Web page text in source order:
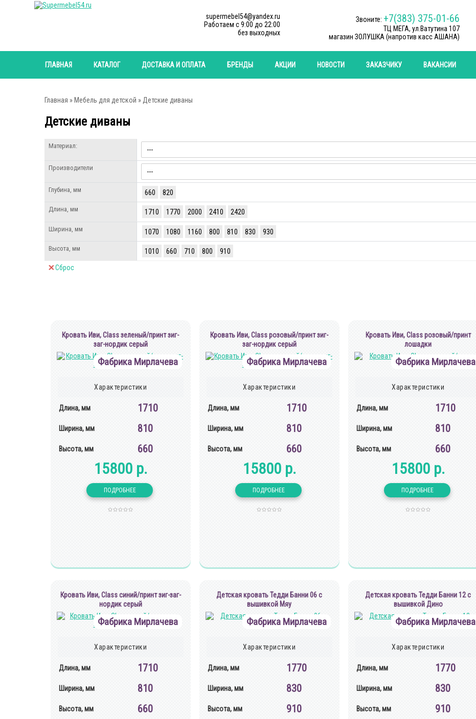
supermebel54@yandex.ru
Работаем c 9:00 до 22:00
без выходных
Звоните: +7(383) 375-01-66
ТЦ МЕГА, ул.Ватутина 107
магазин ЗОЛУШКА (напротив касс АШАНА)
ГЛАВНАЯ КАТАЛОГ ДОСТАВКА И ОПЛАТА БРЕНДЫ АКЦИИ НОВОСТИ ЗАКАЗЧИКУ ВАКАНСИИ
Главная » Мебель для детской » Детские диваны
Детские диваны
Материал:
Производители
Глубина, мм 660 820
Длина, мм 1710 1770 2000 2410 2420
Ширина, мм 1070 1080 1160 800 810 830 930
Высота, мм 1010 660 710 800
910
Сброс
Кровать Иви, Class зеленый/принт зиг-
заг-нордик серый
Фабрика Мирлачева
Характеристики
Длина, мм 1710
Ширина, мм 810
Высота, мм 660
15800 р.
Кровать Иви, Class розовый/принт зиг-
заг-нордик серый
Фабрика Мирлачева
Характеристики
Длина, мм 1710
Ширина, мм 810
Высота, мм 660
15800 р.
Кровать Иви, Class розовый/принт
лошадки
Фабрика Мирлачева
Характеристики
Длина, мм 1710
Ширина, мм 810
Высота, мм 660
15800 р.
Кровать Иви, Class синий/принт зиг-заг-
нордик серый
Фабрика Мирлачева
Характеристики
Длина, мм 1710
Ширина, мм 810
Высота, мм 660
Детская кровать Тедди Банни 06 с
вышивкой Мяу
Фабрика Мирлачева
Характеристики
Длина, мм 1770
Ширина, мм 830
Высота, мм 910
Детская кровать Тедди Банни 12 с
вышивкой Дино
Фабрика Мирлачева
Характеристики
Длина, мм 1770
Ширина, мм 830
Высота, мм 910